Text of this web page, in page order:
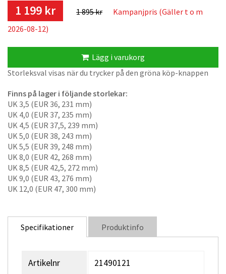
att den passar utmärkt för vinterträning på hala underlag.
Lätt material och bra dämpning i hela sulan.
1 199 kr 1 895 kr
Kampanjpris (Gäller t o m
2026-08-12)
Lägg i varukorg
Storleksval visas när du trycker på den gröna köp-knappen
Finns på lager i följande storlekar:
UK 3,5 (EUR 36, 231 mm)
UK 4,0 (EUR 37, 235 mm)
UK 4,5 (EUR 37,5, 239 mm)
UK 5,0 (EUR 38, 243 mm)
UK 5,5 (EUR 39, 248 mm)
UK 8,0 (EUR 42, 268 mm)
UK 8,5 (EUR 42,5, 272 mm)
UK 9,0 (EUR 43, 276 mm)
UK 12,0 (EUR 47, 300 mm)
Specifikationer Produktinfo
Artikelnr 21490121